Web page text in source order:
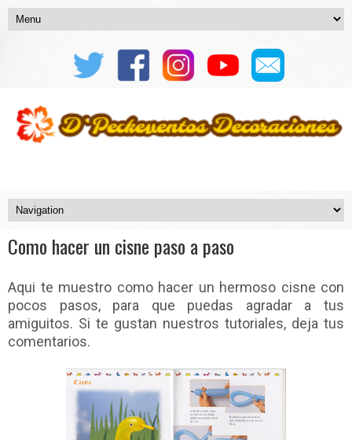
Como hacer un cisne paso a paso
Aqui te muestro como hacer un hermoso cisne con
pocos pasos, para que puedas agradar a tus
amiguitos. Si te gustan nuestros tutoriales, deja tus
comentarios.